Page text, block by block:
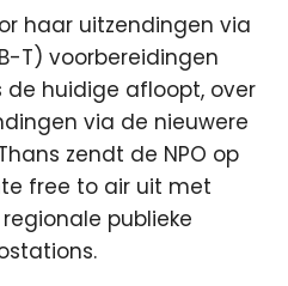
haar uitzendingen via
T) voorbereidingen
de huidige afloopt, over
via de nieuwere
zendt de NPO op
free to air uit met
regionale publieke